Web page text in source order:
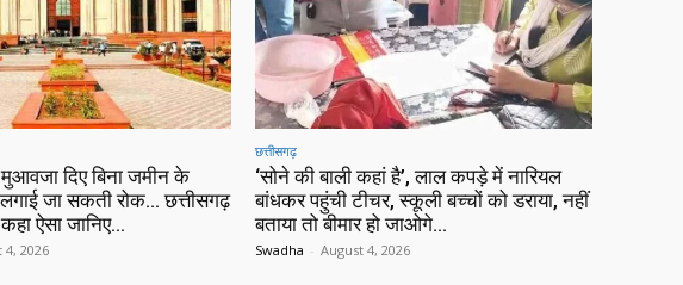
दिए बिना जमीन के
जा सकती रोक… छत्तीसगढ़
कहा ऐसा जानिए…
4, 2026
छत्तीसगढ़
‘सोने की बाली कहां है’, लाल कपड़े में नारियल
बांधकर पहुंची टीचर, स्कूली बच्चों को डराया, नहीं
बताया तो बीमार हो जाओगे…
Swadha - August 4, 2026